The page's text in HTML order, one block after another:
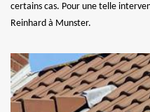
certains cas. Pour une telle
Reinhard à Munster.